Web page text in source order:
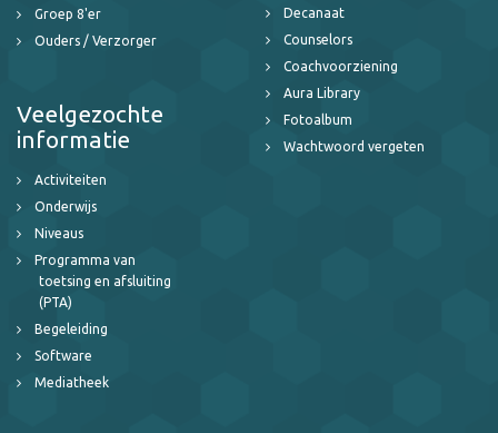
Groep 8'er
Ouders / Verzorger
Veelgezochte
informatie
Activiteiten
Onderwijs
Niveaus
Programma van
toetsing en afsluiting
(PTA)
Begeleiding
Software
Mediatheek
Decanaat
Counselors
Coachvoorziening
Aura Library
Fotoalbum
Wachtwoord vergeten